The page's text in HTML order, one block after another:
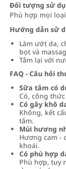
Đối tượng sử
Phù hợp mọi
Hướng dẫn sử
Làm ướt da,
bọt và
Tắm lại với
FAQ - Câu hỏi
Sữa tắm có
Có, công
Có gây khô
Không, kết
tắm.
Mùi hương
Hương cam -
khoái.
Có phù hợp
Phù hợp, tuy